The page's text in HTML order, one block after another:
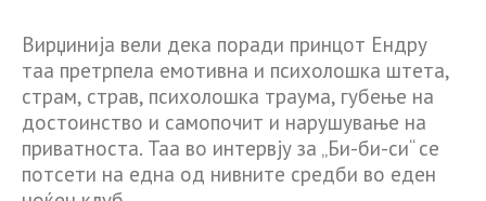
Вирџинија вели дека поради принцот Ендру
таа претрпела емотивна и психолошка штета,
страм, страв, психолошка траума, губење на
достоинство и самопочит и нарушување на
приватноста. Таа во интервју за „Би-би-си“ се
потсети на една од нивните средби во еден